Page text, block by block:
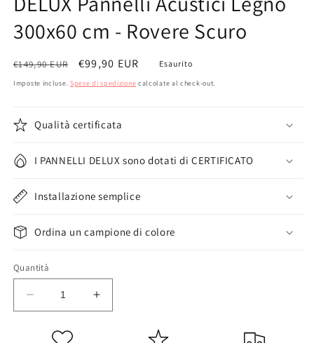
300x60 cm - Rovere Scuro
Prezzo
di
€149,90 EUR
Prezzo
scontato
€99,90 EUR Esaurito
Imposte incluse. Spese di spedizione calcolate al check-out.
Qualità certificata
I PANNELLI DELUX sono dotati di CERTIFICATO
Installazione semplice
Ordina un campione di colore
Quantità
Diminuisci
quantità
Aumenta
quantità